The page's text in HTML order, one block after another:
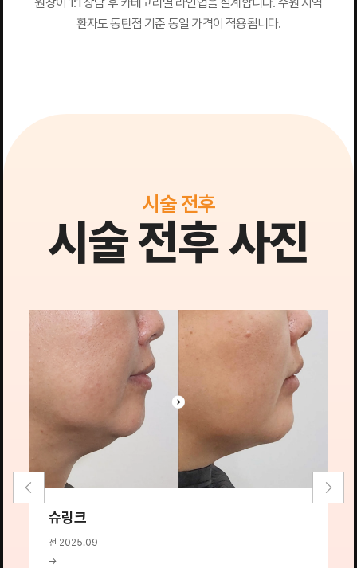
환자도 동탄점 기준 동일 가격이 적용됩니다.
시술 전후
시술 전후 사진
슈링크
전 2025.09
→